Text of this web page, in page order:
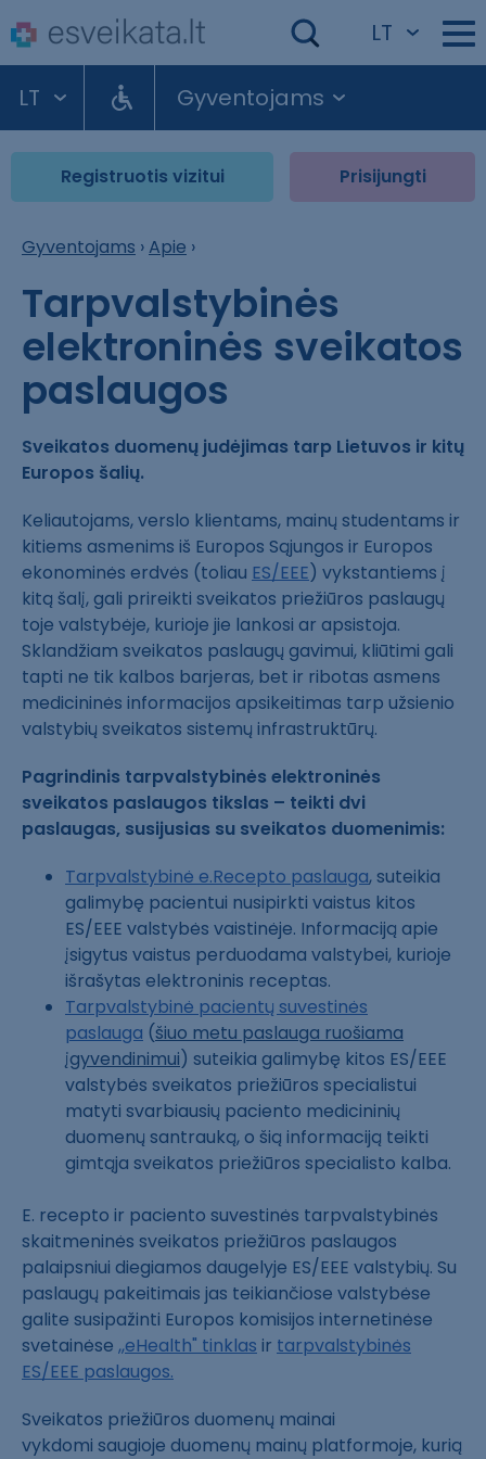
LT
LT Gyventojams
Registruotis vizitui Prisijungti
Gyventojams ›Apie ›
Tarpvalstybinės
elektroninės sveikatos
paslaugos
Sveikatos duomenų judėjimas tarp Lietuvos ir kitų
Europos šalių.
Keliautojams, verslo klientams, mainų studentams ir
kitiems asmenims iš Europos Sąjungos ir Europos
ekonominės erdvės (toliau ES/EEE) vykstantiems į
kitą šalį, gali prireikti sveikatos priežiūros paslaugų
toje valstybėje, kurioje jie lankosi ar apsistoja.
Sklandžiam sveikatos paslaugų gavimui, kliūtimi gali
tapti ne tik kalbos barjeras, bet ir ribotas asmens
medicininės informacijos apsikeitimas tarp užsienio
valstybių sveikatos sistemų infrastruktūrų.
Pagrindinis tarpvalstybinės elektroninės
sveikatos paslaugos tikslas – teikti dvi
paslaugas, susijusias su sveikatos duomenimis:
Tarpvalstybinė e.Recepto paslauga, suteikia
galimybę pacientui nusipirkti vaistus kitos
ES/EEE valstybės vaistinėje. Informaciją apie
įsigytus vaistus perduodama valstybei, kurioje
išrašytas elektroninis receptas.
Tarpvalstybinė pacientų suvestinės
paslauga (šiuo metu paslauga ruošiama
įgyvendinimui) suteikia galimybę kitos ES/EEE
valstybės sveikatos priežiūros specialistui
matyti svarbiausių paciento medicininių
duomenų santrauką, o šią informaciją teikti
gimtąja sveikatos priežiūros specialisto kalba.
E. recepto ir paciento suvestinės tarpvalstybinės
skaitmeninės sveikatos priežiūros paslaugos
palaipsniui diegiamos daugelyje ES/EEE valstybių. Su
paslaugų pakeitimais jas teikiančiose valstybėse
galite susipažinti Europos komisijos internetinėse
svetainėse ,,eHealth" tinklas ir tarpvalstybinės
ES/EEE paslaugos.
Sveikatos priežiūros duomenų mainai
vykdomi saugioje duomenų mainų platformoje, kurią